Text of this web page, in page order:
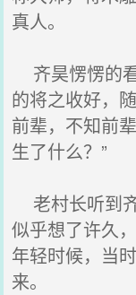
真人。
齐昊愣愣的
的将之收好，
前辈，不知前
生了什么？”
老村长听到
似乎想了许久
年轻时候，当
来。